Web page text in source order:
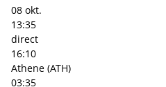
08 okt.
13:35
direct
16:10
Athene (ATH)
03:35